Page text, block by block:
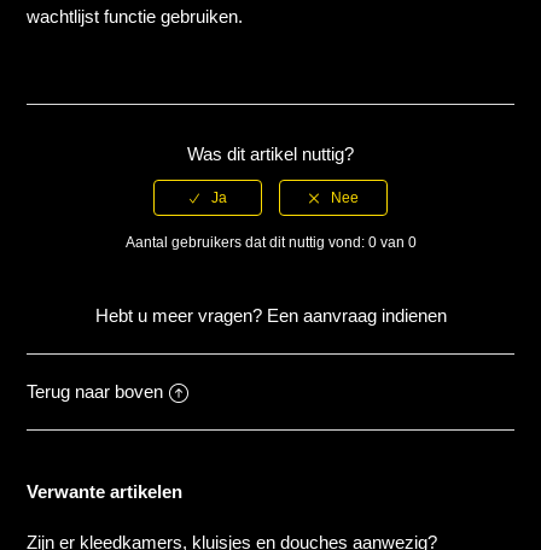
wachtlijst functie gebruiken.
Was dit artikel nuttig?
Aantal gebruikers dat dit nuttig vond: 0 van 0
Hebt u meer vragen? Een aanvraag indienen
Terug naar boven
Verwante artikelen
Zijn er kleedkamers, kluisjes en douches aanwezig?